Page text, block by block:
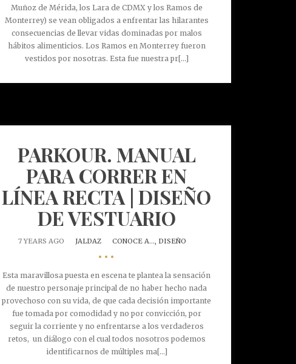
Muñoz de Mérida, los Lara de CDMX y los Ramos de
Monterrey) se vean obligados a enfrentar las hilarantes
consecuencias de llevar vidas dominadas por malos
hábitos alimenticios. Los Ramos en Monterrey fueron
vestidos por nosotras. Esta fue nuestra pr[...]
PARKOUR. MANUAL
PARA CORRER EN
LÍNEA RECTA | DISEÑO
DE VESTUARIO
7 YEARS AGO JALDAZ CONOCE A..., DISEÑO
•••
Esta maravillosa puesta en escena te plantea la sensación
de nuestro personaje principal de no haber hecho nada
provechoso con su vida, de que cada decisión importante
fue tomada por comodidad y no por convicción, por
seguir la corriente y no enfrentarse a los verdaderos
retos, un diálogo con el cual todos nosotros podemos
identificarnos de múltiples ma[...]